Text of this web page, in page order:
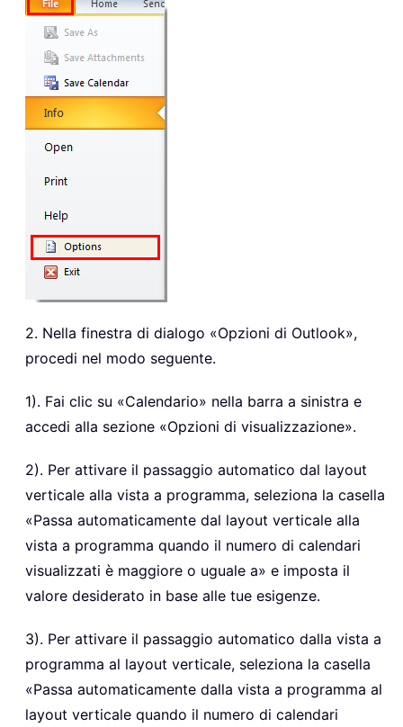
2. Nella finestra di dialogo «Opzioni di Outlook»,
procedi nel modo seguente.
1). Fai clic su «Calendario» nella barra a sinistra e
accedi alla sezione «Opzioni di visualizzazione».
2). Per attivare il passaggio automatico dal layout
verticale alla vista a programma, seleziona la casella
«Passa automaticamente dal layout verticale alla
vista a programma quando il numero di calendari
visualizzati è maggiore o uguale a» e imposta il
valore desiderato in base alle tue esigenze.
3). Per attivare il passaggio automatico dalla vista a
programma al layout verticale, seleziona la casella
«Passa automaticamente dalla vista a programma al
layout verticale quando il numero di calendari